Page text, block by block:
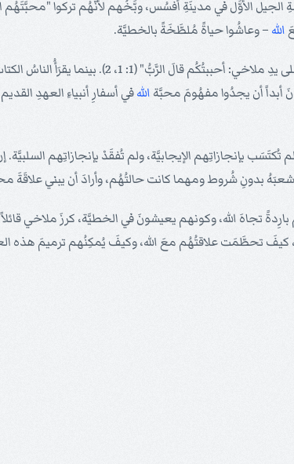
الجيل الأوَّل في مدينَةِ أفسُس، وبَّخُهم لأنَّهُم تركوا "محبَّتَهُم
الله – وعاشُوا حياةً مُلطَّخَةً بالخطيَّة.
يبدأُ ملاخي نُبُوَّتَهُ بهذه الكلمات الجميلة:
أبداً أن يجدُوا مفهُومَ محبَّة اللهفي أسفارِ أنبياءِ العهدِ
تُكتَسَب بإنجازاتِهم الإيجابيَّة، ولم تُفقَدْ بإنجازاتِهم
شعبَهُ بدونِ شُروط ومهما كانت حالتُهُم، وأرادَ أن يبني
تجاهَ الله، وكونهم يعيشونَ في الخطيَّة، كرزَ ملاخي
كيفَ تحطَّمَت علاقتُهُم معَ الله، وكيفَ يُمكِنُهم ترميمَ هذه